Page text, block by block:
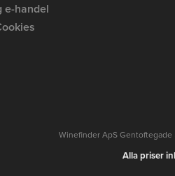
e-handel
Winefinder ApS
Alla priser